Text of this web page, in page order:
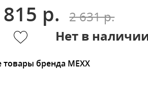
р.
2 631 р.
Нет в
товары бренда MEXX